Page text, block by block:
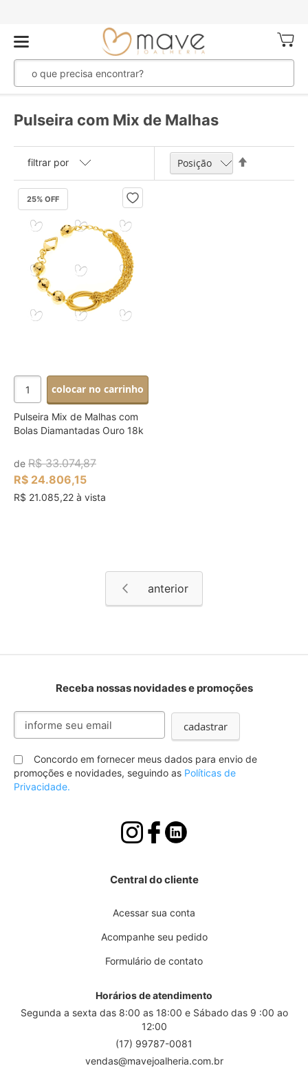
Meu
Pulseira com Mix de Malhas
Definir
25% OFF
colocar no carrinho
Pulseira Mix de Malhas com
Bolas Diamantadas Ouro 18k
de R$ 33.074,87
R$ 24.806,15
R$ 21.085,22 à vista
Página
Anterior
filtrar por
Receba nossas novidades e promoções
Inscreva-
nossa
Newsletter:
cadastrar
Concordo em fornecer meus dados para envio de
promoções e novidades, seguindo as Políticas de
Privacidade.
Central do cliente
Acessar sua conta
Acompanhe seu pedido
Formulário de contato
Horários de atendimento
Segunda a sexta das 8:00 as 18:00 e Sábado das 9 :00 ao
12:00
(17) 99787-0081
vendas@mavejoalheria.com.br